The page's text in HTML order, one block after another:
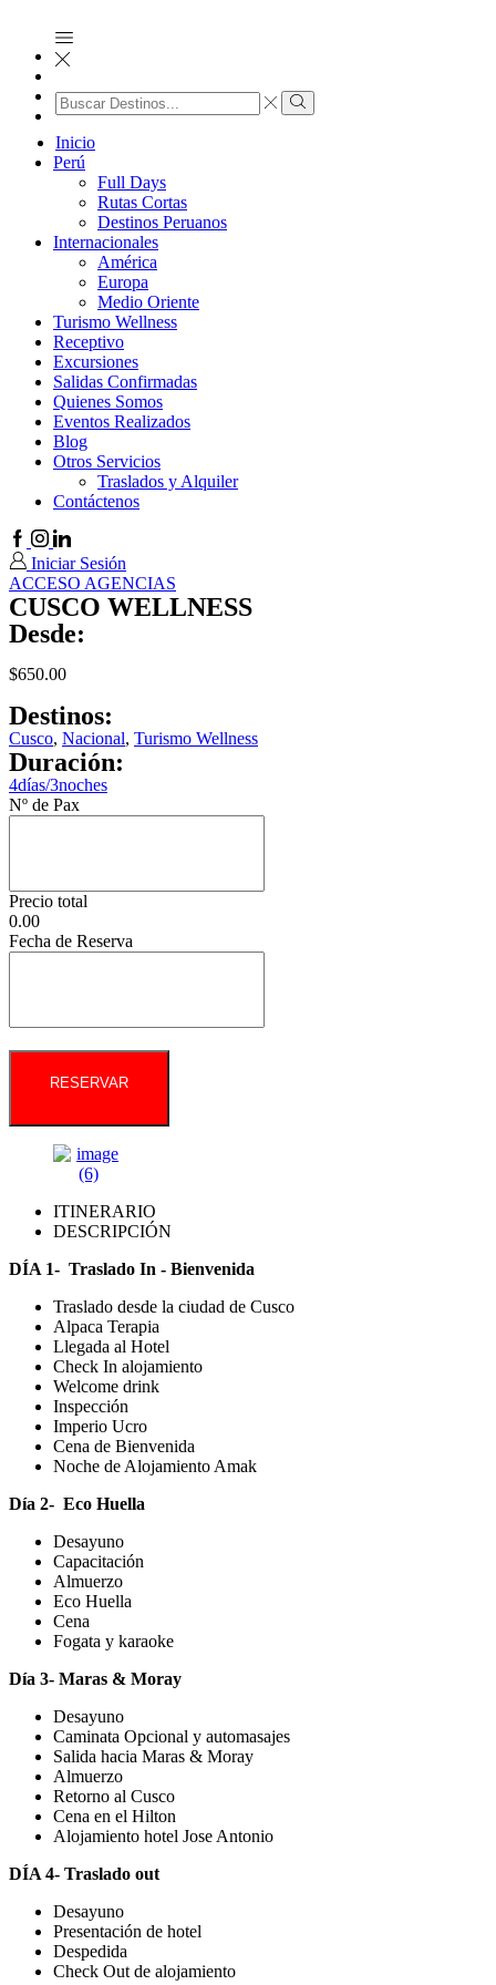
Search
input
Search
Inicio
Perú
Full Days
Rutas Cortas
Destinos Peruanos
Internacionales
América
Europa
Medio Oriente
Turismo Wellness
Receptivo
Excursiones
Salidas Confirmadas
Quienes Somos
Eventos Realizados
Blog
Otros Servicios
Traslados y Alquiler
Contáctenos
Facebook
Instagram
Linkedin
Iniciar Sesión
ACCESO AGENCIAS
CUSCO WELLNESS
Desde:
$650.00
Destinos:
Cusco, Nacional, Turismo Wellness
Duración:
4días/3noches
Nº de Pax
Precio total
0.00
Fecha de Reserva
RESERVAR
ITINERARIO
DESCRIPCIÓN
DÍA 1- Traslado In - Bienvenida
Traslado desde la ciudad de Cusco
Alpaca Terapia
Llegada al Hotel
Check In alojamiento
Welcome drink
Inspección
Imperio Ucro
Cena de Bienvenida
Noche de Alojamiento Amak
Día 2- Eco Huella
Desayuno
Capacitación
Almuerzo
Eco Huella
Cena
Fogata y karaoke
Día 3- Maras & Moray
Desayuno
Caminata Opcional y automasajes
Salida hacia Maras & Moray
Almuerzo
Retorno al Cusco
Cena en el Hilton
Alojamiento hotel Jose Antonio
DÍA 4- Traslado out
Desayuno
Presentación de hotel
Despedida
Check Out de alojamiento